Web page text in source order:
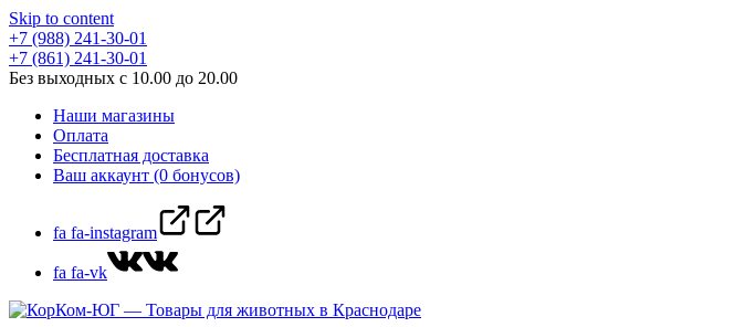
Skip to content
+7 (988) 241-30-01
+7 (861) 241-30-01
Без выходных с 10.00 до 20.00
Наши магазины
Оплата
Бесплатная доставка
Ваш аккаунт (0 бонусов)
fa fa-instagram
fa fa-vk